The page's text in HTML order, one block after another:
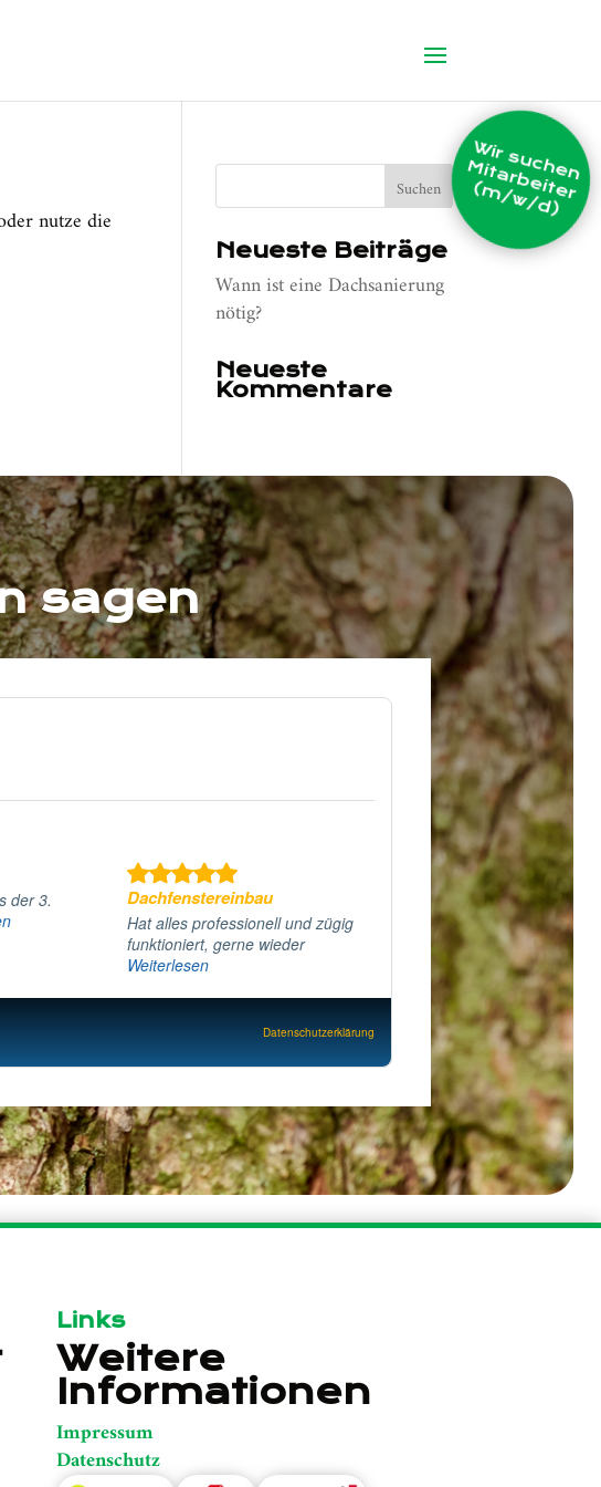
nutze die
Neueste Beiträge
Wann ist eine Dachsanierung
nötig?
Neueste
Kommentare
sagen
der 3.
Dachfenstereinbau
Hat alles professionell und zügig
funktioniert, gerne wieder
Weiterlesen
Datenschutzerklärung
Links
Weitere
Informationen
Impressum
Datenschutz
W
ir s
u
c
h
e
n
M
it
a
rb
e
it
e
r
(
m
/
w
/
d
)